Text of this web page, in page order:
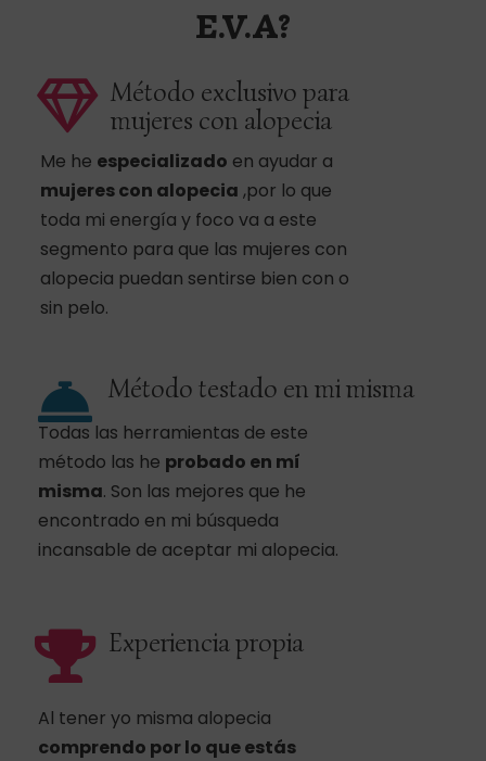
E.V.A?
Método exclusivo para
mujeres con alopecia
Me he especializado en ayudar a
mujeres con alopecia ,por lo que
toda mi energía y foco va a este
segmento para que las mujeres con
alopecia puedan sentirse bien con o
sin pelo.
Método testado en mi misma
Todas las herramientas de este
método las he probado en mí
misma. Son las mejores que he
encontrado en mi búsqueda
incansable de aceptar mi alopecia.
Experiencia propia
Al tener yo misma alopecia
comprendo por lo que estás